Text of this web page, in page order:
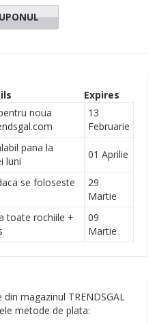
Expires
noua
13
Februarie
pana la
luni
01 Aprilie
se foloseste
29
Martie
toate rochiile +
09
Martie
magazinul TRENDSGAL
metode de plata: